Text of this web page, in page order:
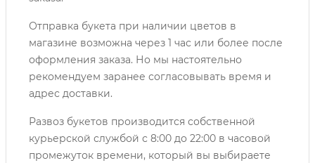
Отправка букета при наличии цветов в
магазине возможна через 1 час или более после
оформления заказа. Но мы настоятельно
рекомендуем заранее согласовывать время и
адрес доставки.
Развоз букетов производится собственной
курьерской службой с 8:00 до 22:00 в часовой
промежуток времени, который вы выбираете